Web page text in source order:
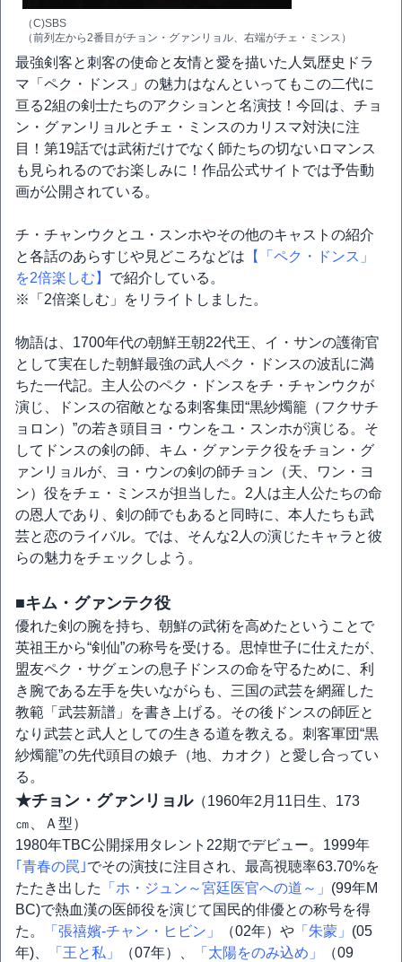
（C)SBS
（前列左から2番目がチョン・グァンリョル、右端がチェ・ミンス）
最強剣客と刺客の使命と友情と愛を描いた人気歴史ドラ
マ「ペク・ドンス」の魅力はなんといってもこの二代に
亘る2組の剣士たちのアクションと名演技！今回は、チョ
ン・グァンリョルとチェ・ミンスのカリスマ対決に注
目！第19話では武術だけでなく師たちの切ないロマンス
も見られるのでお楽しみに！作品公式サイトでは予告動
画が公開されている。
チ・チャンウクとユ・スンホやその他のキャストの紹介
と各話のあらすじや見どころなどは 【「ペク・ドンス」
を2倍楽しむ】 で紹介している。
※「2倍楽しむ」をリライトしました。
物語は、1700年代の朝鮮王朝22代王、イ・サンの護衛官
として実在した朝鮮最強の武人ペク・ドンスの波乱に満
ちた一代記。主人公のペク・ドンスをチ・チャンウクが
演じ、ドンスの宿敵となる刺客集団“黒紗燭籠（フクサチ
ョロン）”の若き頭目ヨ・ウンをユ・スンホが演じる。そ
してドンスの剣の師、キム・グァンテク役をチョン・グ
ァンリョルが、ヨ・ウンの剣の師チョン（天、ワン・ヨ
ン）役をチェ・ミンスが担当した。2人は主人公たちの命
の恩人であり、剣の師でもあると同時に、本人たちも武
芸と恋のライバル。では、そんな2人の演じたキャラと彼
らの魅力をチェックしよう。
■キム・グァンテク役
優れた剣の腕を持ち、朝鮮の武術を高めたということで
英祖王から“剣仙”の称号を受ける。思悼世子に仕えたが、
盟友ペク・サグェンの息子ドンスの命を守るために、利
き腕である左手を失いながらも、三国の武芸を網羅した
教範「武芸新譜」を書き上げる。その後ドンスの師匠と
なり武芸と武人としての生きる道を教える。刺客軍団“黒
紗燭籠”の先代頭目の娘チ（地、カオク）と愛し合ってい
る。
★チョン・グァンリョル（1960年2月11日生、173
㎝、Ａ型）
1980年TBC公開採用タレント22期でデビュー。1999年
｢青春の罠｣でその演技に注目され、最高視聴率63.70%を
たたき出した
「ホ・ジュン～宮廷医官への道～」 (99年M
BC)で熱血漢の医師役を演じて国民的俳優との称号を得
た。
「張禧嬪-チャン・ヒビン」 （02年）や 「朱蒙」 (05
年)、
「王と私」 （07年）、 「太陽をのみ込め」
（09